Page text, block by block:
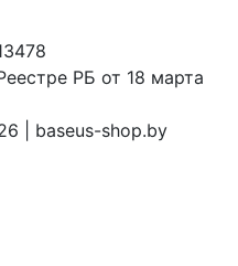
РБ от 18 марта
| baseus-shop.by